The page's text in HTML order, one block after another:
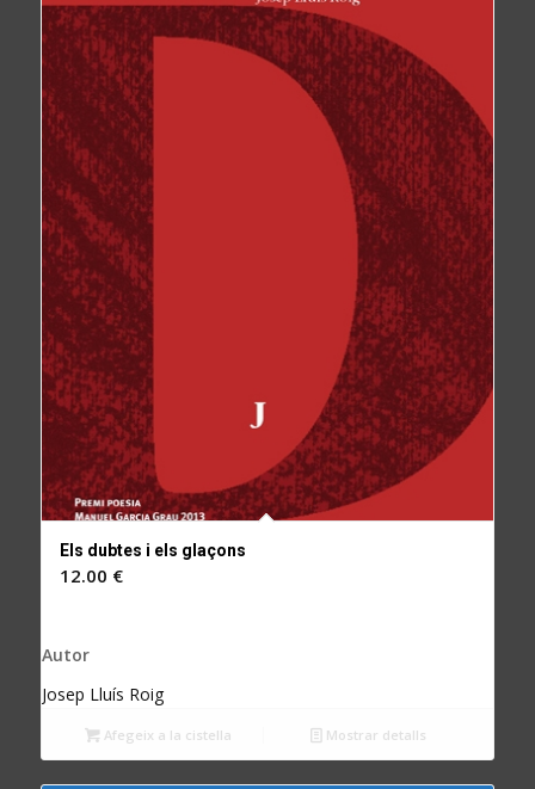
Els dubtes i els glaçons
12.00 €
Autor
Josep Lluís Roig
Afegeix a la cistella Mostrar detalls